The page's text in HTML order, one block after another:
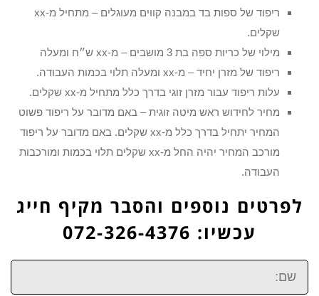
ריפוד של ספות בד במבנה קווים מעוגלים – מתחיל מ-xx
שקלים.
מילוי של כריות ספה בת 3 מושבים – מ-xx ש״ח ומעלה
ריפוד של מזרן יחיד – מ-xx ומעלה תלוי בכמות העבודה.
עלות ריפוד עבור מזרן זוגי בדרך כלל מתחיל מ-xx שקלים.
מחיר לחידוש ראש מיטה זוגית – באם מדובר על ריפוד פשוט
המחיר יתחיל בדרך כלל מ-xx שקלים. באם מדובר על ריפוד
מורכב המחיר יהיה החל מ-xx שקלים תלוי בכמות ומורכבות
העבודה.
לפרטים נוספים והסבר מקיף חייג
עכשיו: 072-326-4376
שם: